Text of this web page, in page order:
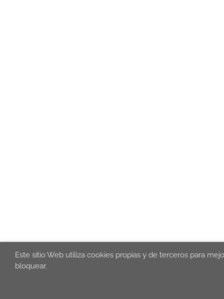
Este sitio Web utiliza cookies propias y de terceros para
bloquear.